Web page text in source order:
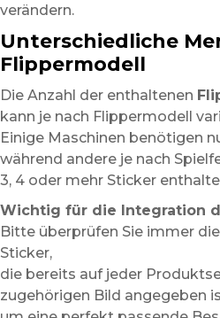
verändern.
Unterschiedliche
Flippermodell
Die Anzahl der enthaltenen
kann je nach Flippermodell
Einige Maschinen benötigen
während andere je nach
3, 4 oder mehr Sticker
Wichtig für die Integration
Bitte überprüfen Sie immer
Sticker,
die bereits auf jeder
zugehörigen Bild angegeben